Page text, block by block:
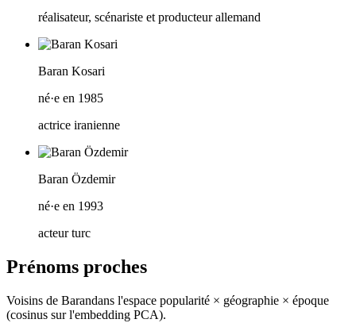
réalisateur, scénariste et producteur allemand
Baran Kosari
né·e en 1985
actrice iranienne
Baran Özdemir
né·e en 1993
acteur turc
Prénoms proches
Voisins de Barandans l'espace popularité × géographie × époque
(cosinus sur l'embedding PCA).